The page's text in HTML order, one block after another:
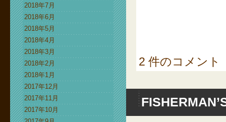
2018年7月
2018年6月
2018年5月
2018年4月
2018年3月
2018年2月
2018年1月
2017年12月
2017年11月
2017年10月
2 件のコメント